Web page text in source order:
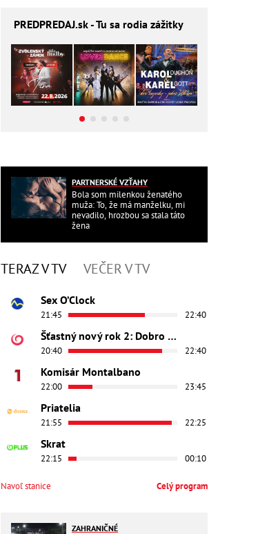
PREDPREDAJ.sk - Tu sa rodia zážitky
PARTNERSKÉ VZŤAHY
Bola som milenkou ženatého
muža: To, že má manželku, mi
nevadilo, hrozbou sa stala táto
žena
TERAZ V TV VEČER V TV
Sex O’Clock
21:45 22:40
Šťastný nový rok 2: Dobro došli
20:40 22:40
Komisár Montalbano
22:00 23:45
Priatelia
21:55 22:25
Skrat
22:15 00:10
Navoľ stanice Celý program
ZAHRANIČNÉ